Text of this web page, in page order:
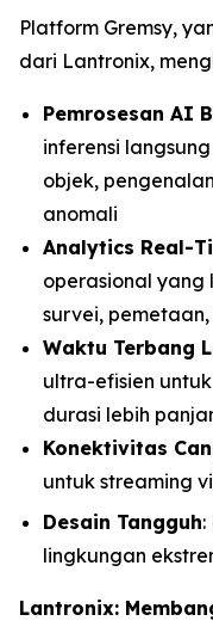
Platform Gremsy,
dari Lantronix,
Pemrosesan AI
inferensi
objek,
anomali
Analytics Real-
operasional yang
survei,
Waktu Terbang
ultra-efisien
durasi lebih
Konektivitas
untuk streaming
Desain Tangguh:
lingkungan
Lantronix: